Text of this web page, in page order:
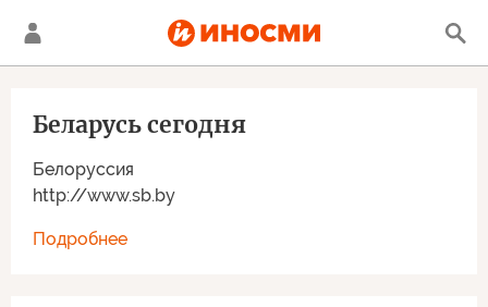
Белоруссия
http://www.sb.by
Беларусь сегодня
Подробнее